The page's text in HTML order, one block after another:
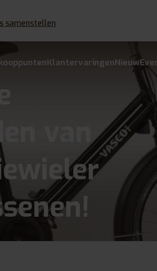
samenstellen
KlantervaringenNieuw
van